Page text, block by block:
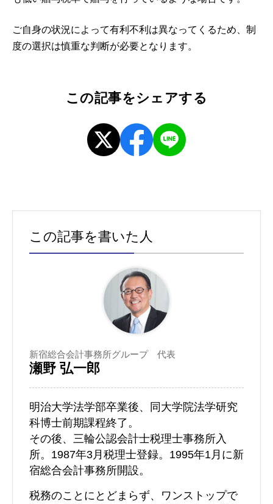
ご自身の状況によって有利不利は異なってくるため、制
度の選択は慎重な判断が必要となります。
この記事をシェアする
この記事を書いた人
新宿総合会計事務所グループ 代表
瀬野 弘一郎
明治大学法学部卒業後、同大学院法学研究
科博士前期課程終了。
その後、三輪公認会計士税理士事務所入
所。1987年3月税理士登録。1995年1月に新
宿総合会計事務所開設。
税務のことにとどまらず、ワンストップで